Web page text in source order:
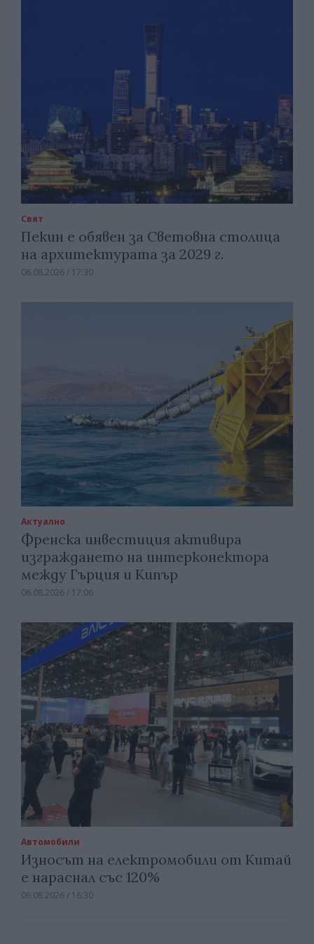
Свят
Пекин е обявен за Световна столица
на архитектурата за 2029 г.
06.08.2026 / 17:30
Актуално
Френска инвестиция активира
изграждането на интерконектора
между Гърция и Кипър
06.08.2026 / 17:06
Автомобили
Износът на електромобили от Китай
е нараснал със 120%
06.08.2026 / 16:30